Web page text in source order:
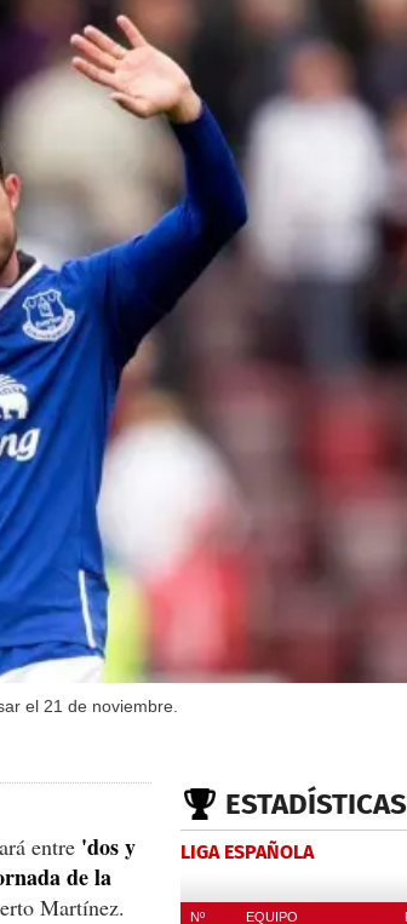
el 21 de noviembre.
entre 'dos y
de la
Martínez.
ESTADÍSTICAS
LIGA ESPAÑOLA